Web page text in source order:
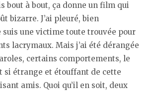
bout à bout, ça donne un film qui
bizarre. J’ai pleuré, bien
une victime toute trouvée pour
lacrymaux. Mais j’ai été dérangée
certains comportements, le
si étrange et étouffant de cette
amis. Quoi qu’il en soit, deux